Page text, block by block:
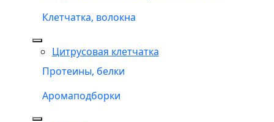
Клетчатка, волокна
Цитрусовая клетчатка
Протеины, белки
Аромаподборки